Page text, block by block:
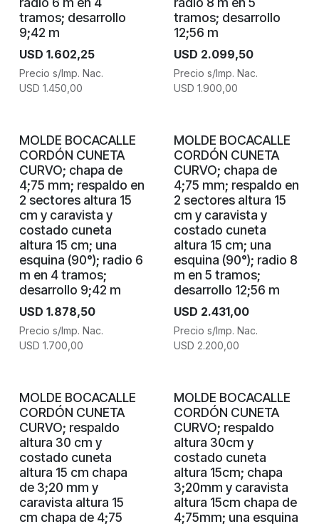
tramos; desarrollo
9;42 m
USD 1.602,25
Precio s/Imp. Nac.
USD 1.450,00
tramos; desarrollo
12;56 m
USD 2.099,50
Precio s/Imp. Nac.
USD 1.900,00
MOLDE BOCACALLE
CORDÓN CUNETA
CURVO; chapa de
4;75 mm; respaldo en
2 sectores altura 15
cm y caravista y
costado cuneta
altura 15 cm; una
esquina (90°); radio 6
m en 4 tramos;
desarrollo 9;42 m
USD 1.878,50
Precio s/Imp. Nac.
USD 1.700,00
MOLDE BOCACALLE
CORDÓN CUNETA
CURVO; chapa de
4;75 mm; respaldo en
2 sectores altura 15
cm y caravista y
costado cuneta
altura 15 cm; una
esquina (90°); radio 8
m en 5 tramos;
desarrollo 12;56 m
USD 2.431,00
Precio s/Imp. Nac.
USD 2.200,00
MOLDE BOCACALLE
CORDÓN CUNETA
CURVO; respaldo
altura 30 cm y
costado cuneta
altura 15 cm chapa
de 3;20 mm y
caravista altura 15
cm chapa de 4;75
MOLDE BOCACALLE
CORDÓN CUNETA
CURVO; respaldo
altura 30cm y
costado cuneta
altura 15cm; chapa
3;20mm y caravista
altura 15cm chapa de
4;75mm; una esquina